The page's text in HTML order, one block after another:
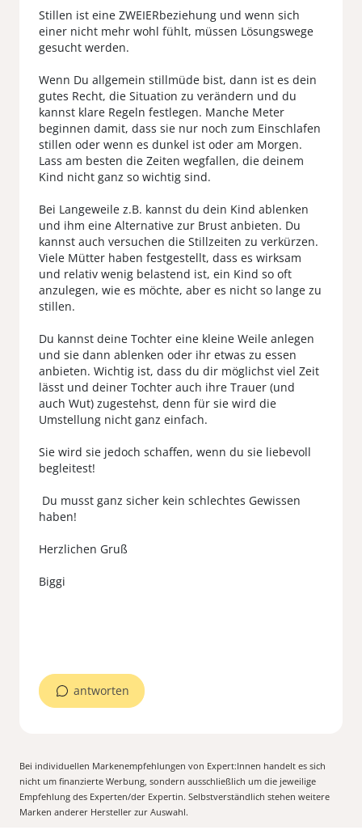
Stillen ist eine ZWEIERbeziehung und wenn sich
einer nicht mehr wohl fühlt, müssen Lösungswege
gesucht werden.
Wenn Du allgemein stillmüde bist, dann ist es dein
gutes Recht, die Situation zu verändern und du
kannst klare Regeln festlegen. Manche Meter
beginnen damit, dass sie nur noch zum Einschlafen
stillen oder wenn es dunkel ist oder am Morgen.
Lass am besten die Zeiten wegfallen, die deinem
Kind nicht ganz so wichtig sind.
Bei Langeweile z.B. kannst du dein Kind ablenken
und ihm eine Alternative zur Brust anbieten. Du
kannst auch versuchen die Stillzeiten zu verkürzen.
Viele Mütter haben festgestellt, dass es wirksam
und relativ wenig belastend ist, ein Kind so oft
anzulegen, wie es möchte, aber es nicht so lange zu
stillen.
Du kannst deine Tochter eine kleine Weile anlegen
und sie dann ablenken oder ihr etwas zu essen
anbieten. Wichtig ist, dass du dir möglichst viel Zeit
lässt und deiner Tochter auch ihre Trauer (und
auch Wut) zugestehst, denn für sie wird die
Umstellung nicht ganz einfach.
Sie wird sie jedoch schaffen, wenn du sie liebevoll
begleitest!
Du musst ganz sicher kein schlechtes Gewissen
haben!
Herzlichen Gruß
Biggi
antworten
Bei individuellen Markenempfehlungen von Expert:Innen handelt es sich
nicht um finanzierte Werbung, sondern ausschließlich um die jeweilige
Empfehlung des Experten/der Expertin. Selbstverständlich stehen weitere
Marken anderer Hersteller zur Auswahl.